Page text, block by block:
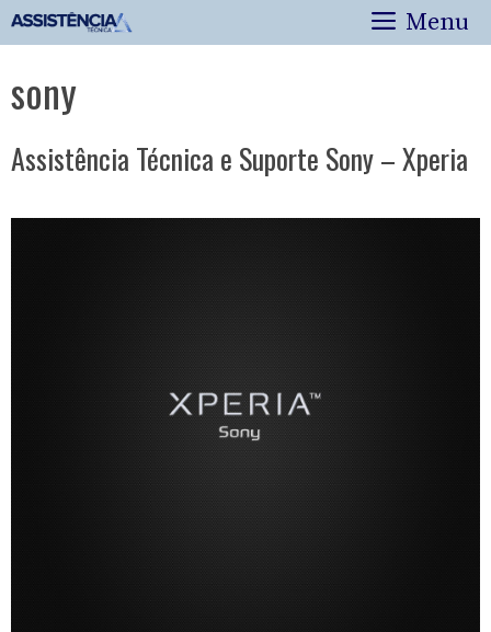
Pular
para
conteúdo
Menu
sony
Assistência Técnica e Suporte Sony – Xperia